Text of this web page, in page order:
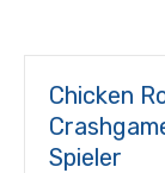
Chicken
Spieler